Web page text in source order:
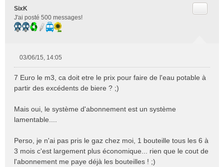
SixK
J'ai posté 500 messages!
s
s
g
e
n
l
u
03/06/15, 14:05
7 Euro le m3, ca doit etre le prix pour faire de l'eau potable à
partir des excédents de biere ? ;)
Mais oui, le système d'abonnement est un système
lamentable....
Perso, je n'ai pas pris le gaz chez moi, 1 bouteille tous les 6 à
3 mois c'est largement plus économique... rien que le cout de
l'abonnement me paye déjà les bouteilles ! ;)